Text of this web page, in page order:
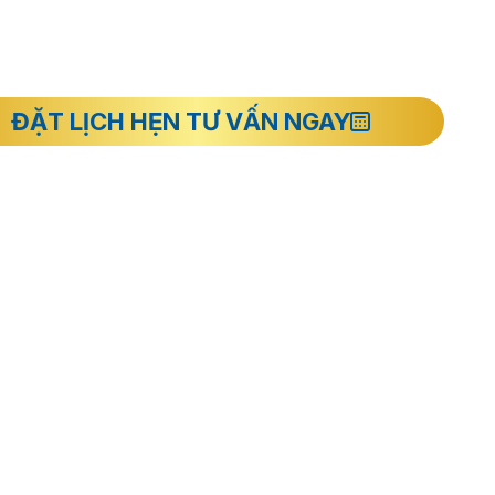
ĐẶT LỊCH HẸN TƯ VẤN NGAY